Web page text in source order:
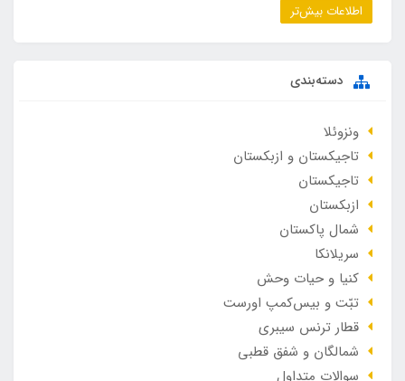
اطلاعات بیش‌تر
دسته‌بندی
ونزوئلا
تاجیکستان و ازبکستان
تاجیکستان
ازبکستان
شمال پاکستان
سریلانکا
کنیا و حیات وحش
تبّت و بیس‌کمپ اورست
قطار ترنس سیبری
شمالگان و شفق قطبی
سوالات متداول